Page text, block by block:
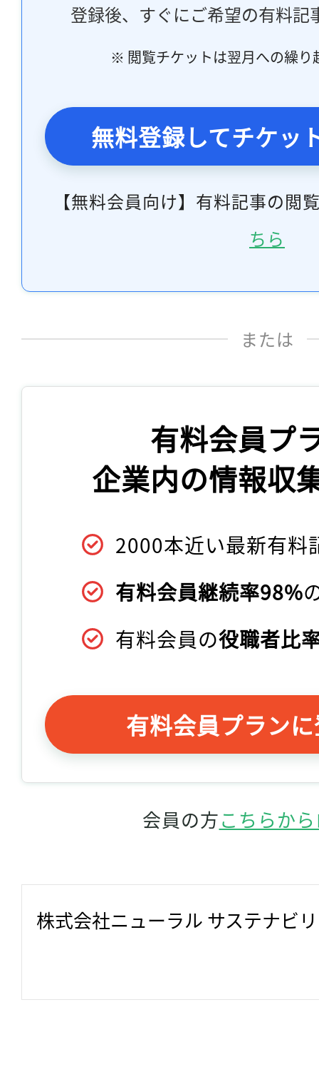
登録後、すぐにご希望の有料記
※ 閲覧チケットは翌月への繰り
無料登録してチケッ
【無料会員向け】有料記事の閲
ちら
または
有料会員プ
企業内の情報収
2000本近い最新有料
有料会員継続率98%
有料会員の役職者比
有料会員プラン
会員の方こちらか
株式会社ニューラル サステナビ